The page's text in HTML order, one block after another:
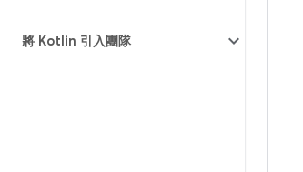
將 Kotlin 引入團隊